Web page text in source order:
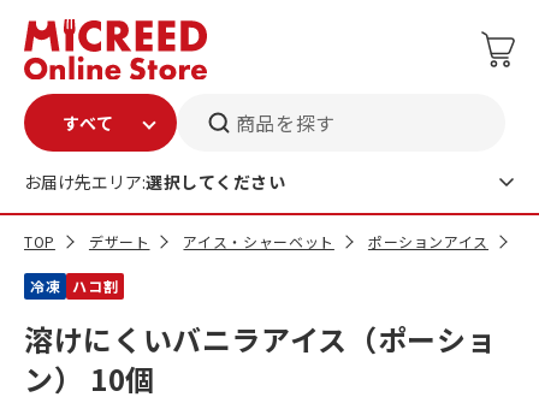
商品を探す
お届け先エリア:選択してください
TOP デザート アイス・シャーベット ポーションアイス
冷凍 ハコ割
溶けにくいバニラアイス（ポーショ
ン） 10個